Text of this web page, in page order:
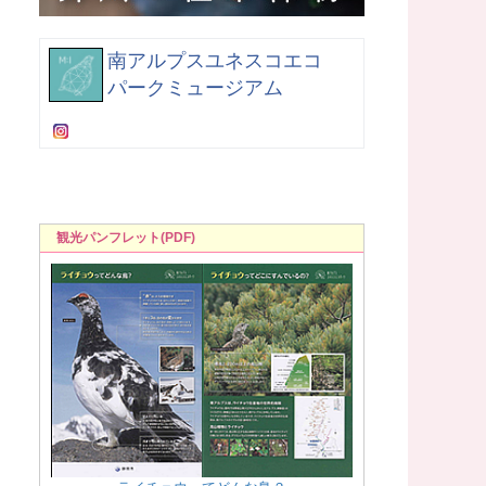
南アルプスユネスコエコ
パークミュージアム
観光パンフレット(PDF)